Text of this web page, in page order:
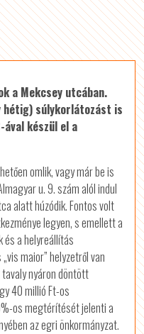
a Mekcsey utcában.
hétig) súlykorlátozást is
készül el a
omlik, vagy már be is
u. 9. szám alól indul
alatt húzódik. Fontos volt
legyen, s emellett a
és a helyreállítás
maior” helyzetről van
nyáron döntött
40 millió Ft-os
os megtérítését jelenti a
az egri önkormányzat.